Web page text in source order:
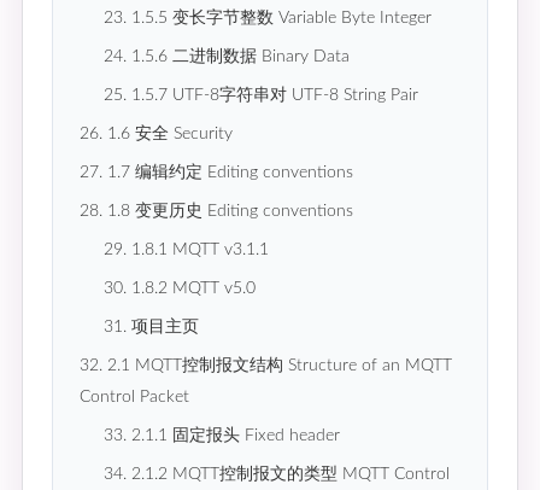
23. 1.5.5 变长字节整数 Variable Byte Integer
24. 1.5.6 二进制数据 Binary Data
25. 1.5.7 UTF-8字符串对 UTF-8 String Pair
26. 1.6 安全 Security
27. 1.7 编辑约定 Editing conventions
28. 1.8 变更历史 Editing conventions
29. 1.8.1 MQTT v3.1.1
30. 1.8.2 MQTT v5.0
31. 项目主页
32. 2.1 MQTT控制报文结构 Structure of an MQTT
Control Packet
33. 2.1.1 固定报头 Fixed header
34. 2.1.2 MQTT控制报文的类型 MQTT Control